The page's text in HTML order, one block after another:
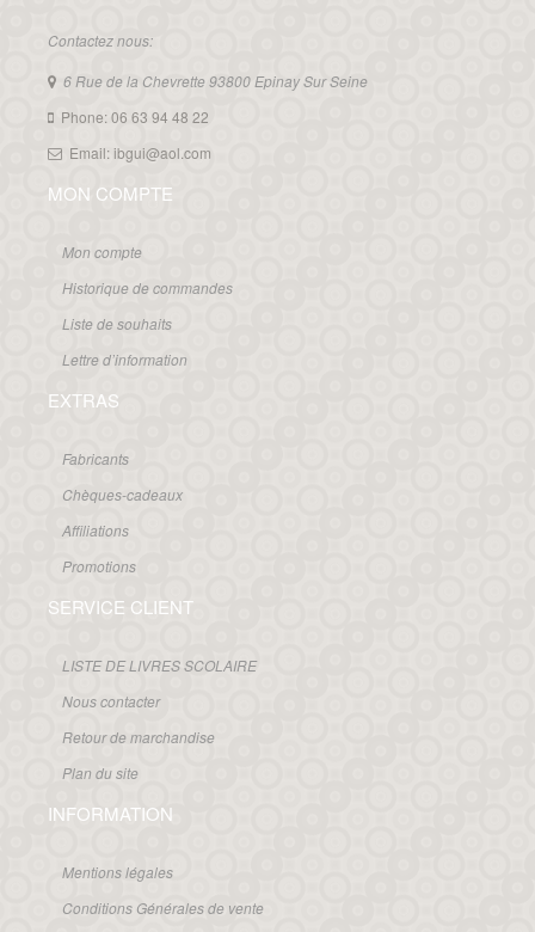
Contactez nous:
6 Rue de la Chevrette 93800 Epinay Sur Seine
Phone: 06 63 94 48 22
Email: ibgui@aol.com
MON COMPTE
Mon compte
Historique de commandes
Liste de souhaits
Lettre d’information
EXTRAS
Fabricants
Chèques-cadeaux
Affiliations
Promotions
SERVICE CLIENT
LISTE DE LIVRES SCOLAIRE
Nous contacter
Retour de marchandise
Plan du site
INFORMATION
Mentions légales
Conditions Générales de vente